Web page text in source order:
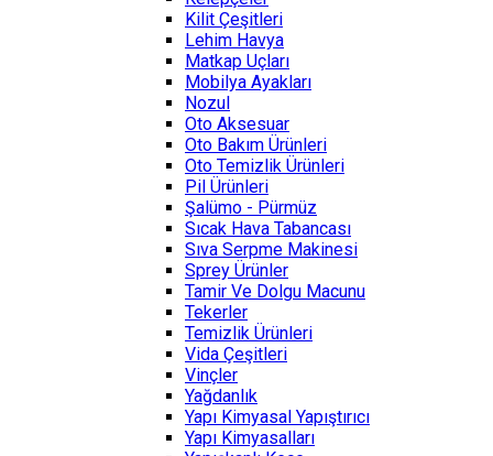
Kilit Çeşitleri
Lehim Havya
Matkap Uçları
Mobilya Ayakları
Nozul
Oto Aksesuar
Oto Bakım Ürünleri
Oto Temizlik Ürünleri
Pil Ürünleri
Şalümo - Pürmüz
Sıcak Hava Tabancası
Sıva Serpme Makinesi
Sprey Ürünler
Tamir Ve Dolgu Macunu
Tekerler
Temizlik Ürünleri
Vida Çeşitleri
Vinçler
Yağdanlık
Yapı Kimyasal Yapıştırıcı
Yapı Kimyasalları